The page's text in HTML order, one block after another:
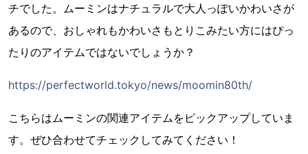
チでした。ムーミンはナチュラルで大人っぽいかわいさが
あるので、おしゃれもかわいさもとりこみたい方にはぴっ
たりのアイテムではないでしょうか？
https://perfectworld.tokyo/news/moomin80th/
こちらはムーミンの関連アイテムをピックアップしていま
す。ぜひ合わせてチェックしてみてください！